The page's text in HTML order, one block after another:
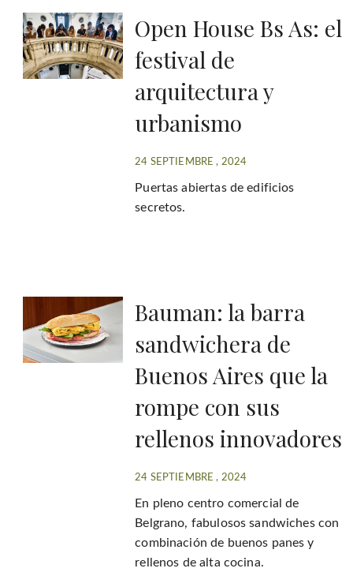
Open House Bs As: el
festival de
arquitectura y
urbanismo
24 SEPTIEMBRE , 2024
Puertas abiertas de edificios
secretos.
Bauman: la barra
sandwichera de
Buenos Aires que la
rompe con sus
rellenos innovadores
24 SEPTIEMBRE , 2024
En pleno centro comercial de
Belgrano, fabulosos sandwiches con
combinación de buenos panes y
rellenos de alta cocina.